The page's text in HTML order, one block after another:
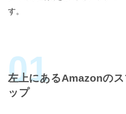
す。
左上にあるAmazonの
ップ